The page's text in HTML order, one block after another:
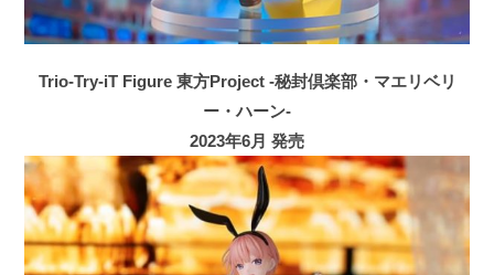
Trio-Try-iT Figure 東方Project -秘封倶楽部・マエリベリ
ー・ハーン-
2023年6月 発売